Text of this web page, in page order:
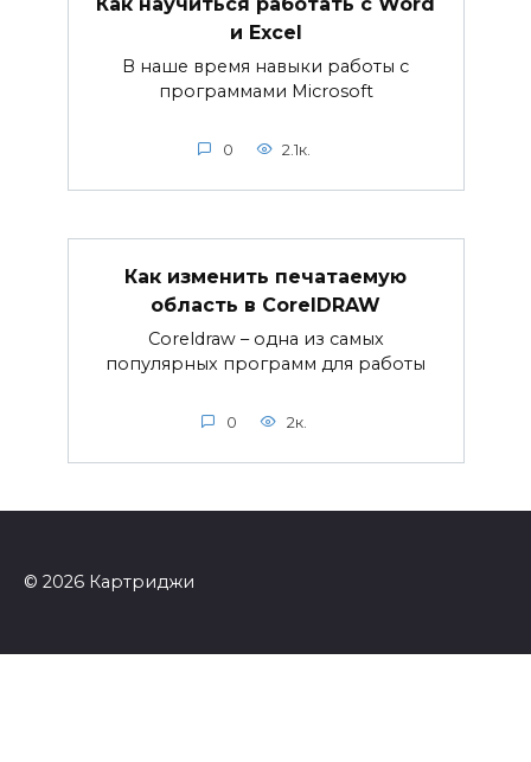
и Excel
В наше время навыки работы с
программами Microsoft
0 2.1к.
Как изменить печатаемую
область в CorelDRAW
Coreldraw – одна из самых
популярных программ для работы
0 2к.
© 2026 Картриджи